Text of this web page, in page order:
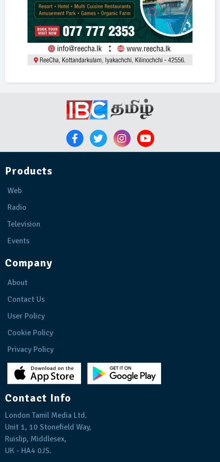
Products
Web
Radio
Television
Events
Company
About
Contact Us
User Policy
Cookie Policy
Privacy Policy
Contact Info
London Tamil Media Ltd.
Unit 1, 10 Stonefield Way,
Ruislip, Middlesex,
UK - HA4 0JS.